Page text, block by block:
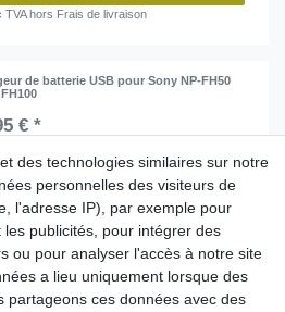
TVAhors Frais de livraison
de batterie USB pour Sony NP-FH50
€ *
Dans le panier
TVAhorsFrais de livraison
secteur + câble de charge voiture
Samsung SLB-10A / SLB-11A
€ *
des technologies similaires sur notre
personnelles des visiteurs de
l'adresse IP), par exemple pour
publicités, pour intégrer des
ou pour analyser l'accès à notre site
a lieu uniquement lorsque des
partageons ces données avec des